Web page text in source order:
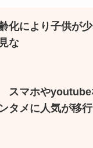
化により子供が
な
やyoutubeな
タメに人気が移
代